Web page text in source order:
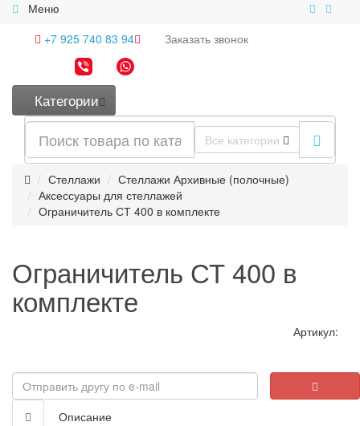
Меню
+7 925 740 83 94
Заказать звонок
Категории
Все категории
Стеллажи
Стеллажи Архивные (полочные)
Аксессуары для стеллажей
Ограничитель СТ 400 в комплекте
Ограничитель СТ 400 в
комплекте
Артикул:
Описание